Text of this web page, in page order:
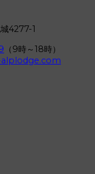
4277-1
（9時～18時）